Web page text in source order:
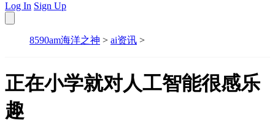
Log In Sign Up
8590am海洋之神 > ai资讯 >
正在小学就对人工智能很感乐
趣